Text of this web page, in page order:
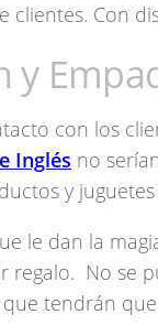
clientes. Con
y
con los
Inglés no
y
le dan la
regalo. No se
tendrán